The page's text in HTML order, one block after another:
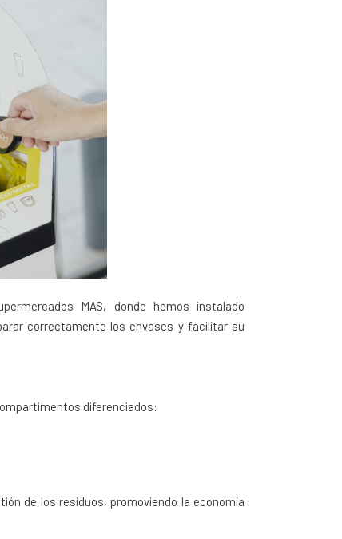
MAS, donde hemos instalado
correctamente los envases y facilitar su
diferenciados:
de los residuos, promoviendo la economía